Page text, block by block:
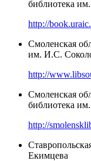
библиотека
http://
Смоленская
им. И.С.
http://
Смоленская
библиотека
http://
Екимцева